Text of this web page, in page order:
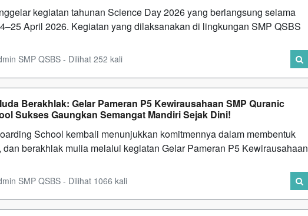
kegiatan tahunan Science Day 2026 yang berlangsung selama
April 2026. Kegiatan yang dilaksanakan di lingkungan SMP QSBS
SMP QSBS - Dilihat 252 kali
Berakhlak: Gelar Pameran P5 Kewirausahaan SMP Quranic
Sukses Gaungkan Semangat Mandiri Sejak Dini!
School kembali menunjukkan komitmennya dalam membentuk
berakhlak mulia melalui kegiatan Gelar Pameran P5 Kewirausahaan
SMP QSBS - Dilihat 1066 kali